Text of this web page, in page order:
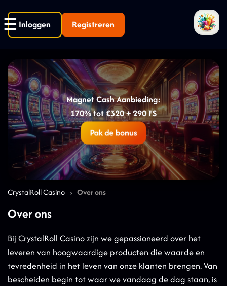
Inloggen Registreren
Magnet Cash Aanbieding:
170% tot €320 + 290 FS
Pak de bonus
CrystalRoll Casino › Over ons
Over ons
Bij CrystalRoll Casino zijn we gepassioneerd over het
leveren van hoogwaardige producten die waarde en
tevredenheid in het leven van onze klanten brengen. Van
bescheiden begin tot waar we vandaag de dag staan, is